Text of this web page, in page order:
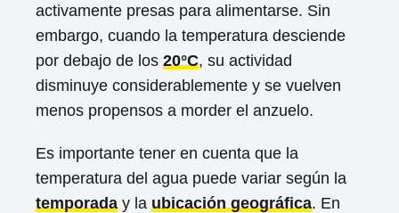
activamente presas para alimentarse. Sin
embargo, cuando la temperatura desciende
por debajo de los 20°C, su actividad
disminuye considerablemente y se vuelven
menos propensos a morder el anzuelo.
Es importante tener en cuenta que la
temperatura del agua puede variar según la
temporada y la ubicación geográfica. En